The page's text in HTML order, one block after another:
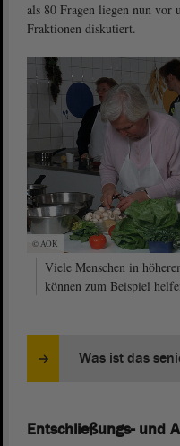
als 80 Fragen liegen nun vor
Fraktionen diskutiert.
© AOK
Viele Menschen in
können zum Beispiel
Was ist das
Entschließungs- und